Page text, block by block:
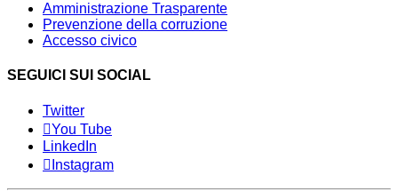
Amministrazione Trasparente
Prevenzione della corruzione
Accesso civico
SEGUICI SUI SOCIAL
Twitter
You Tube
LinkedIn
Instagram